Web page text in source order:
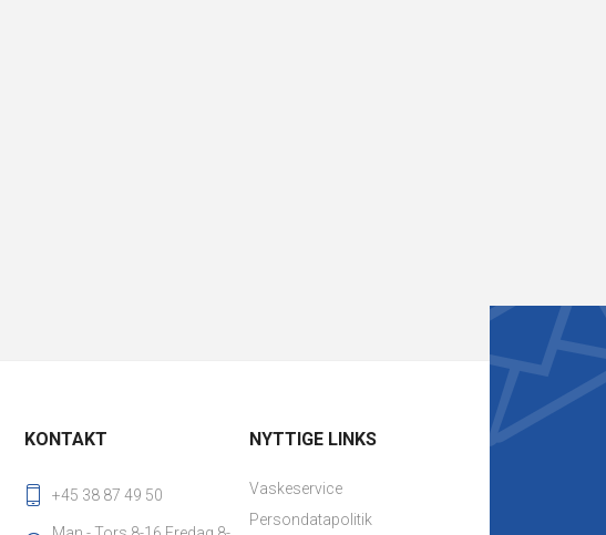
KONTAKT
+45 38 87 49 50
NYTTIGE LINKS
Vaskeservice
Persondatapolitik